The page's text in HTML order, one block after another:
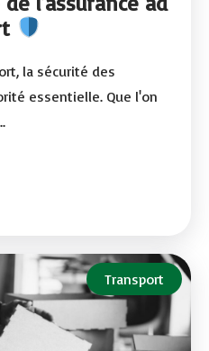
la sécurité des
essentielle. Que l'on
Transport